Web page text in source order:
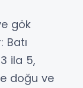
gök
Batı
ila 5,
doğu ve